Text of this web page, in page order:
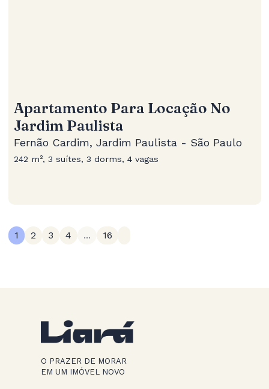
Apartamento Para Locação No
Jardim Paulista
Fernão Cardim, Jardim Paulista - São Paulo
242 m², 3 suítes, 3 dorms, 4 vagas
1 2 3 4 ... 16
O PRAZER DE MORAR
EM UM IMÓVEL NOVO